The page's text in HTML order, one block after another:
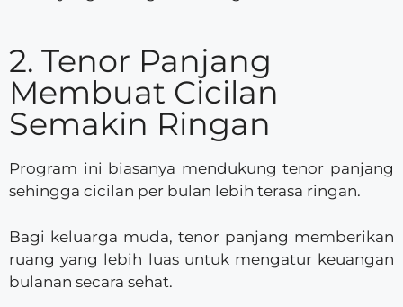
2. Tenor Panjang
Membuat Cicilan
Semakin Ringan
Program ini biasanya mendukung tenor panjang
sehingga cicilan per bulan lebih terasa ringan.
Bagi keluarga muda, tenor panjang memberikan
ruang yang lebih luas untuk mengatur keuangan
bulanan secara sehat.